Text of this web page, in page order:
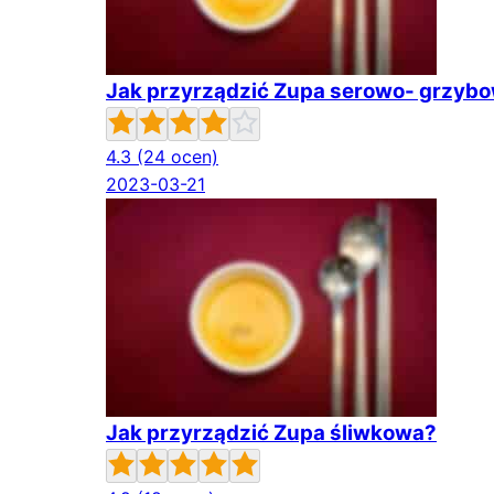
Jak przyrządzić Zupa serowo-
4.3 (24 ocen)
2023-03-21
Jak przyrządzić Zupa śliwkowa?